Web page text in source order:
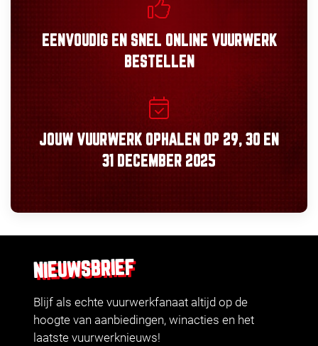
EENVOUDIGEN SNEL ONLINE VUURWERK
BESTELLEN
JOUW VUURWERK OPHALEN OP 29, 30 EN
31 DECEMBER 2025
NIEUWSBRIEF
Blijf als echte vuurwerkfanaat altijd op de
hoogte van aanbiedingen, winacties en het
laatste vuurwerknieuws!